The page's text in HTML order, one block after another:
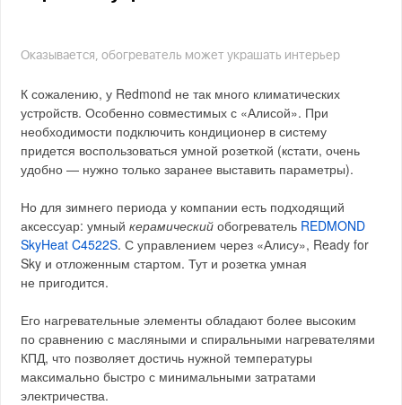
Оказывается, обогреватель может украшать интерьер
К сожалению, у Redmond не так много климатических
устройств. Особенно совместимых с «Алисой». При
необходимости подключить кондиционер в систему
придется воспользоваться умной розеткой (кстати, очень
удобно — нужно только заранее выставить параметры).
Но для зимнего периода у компании есть подходящий
аксессуар: умныйкерамический обогреватель REDMOND
SkyHeat C4522S. С управлением через «Алису», Ready for
Sky и отложенным стартом. Тут и розетка умная
не пригодится.
Его нагревательные элементы обладают более высоким
по сравнению с масляными и спиральными нагревателями
КПД, что позволяет достичь нужной температуры
максимально быстро с минимальными затратами
электричества.